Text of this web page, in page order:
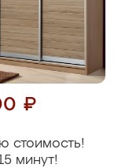
₽
стоимость!
минут!